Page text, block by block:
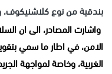
بندقية من نوع كلاشنيكوف،
واشارت المصادر، الى ان
الامن، في اطار ما سمي
الغربية، وخاصة لمواجهة